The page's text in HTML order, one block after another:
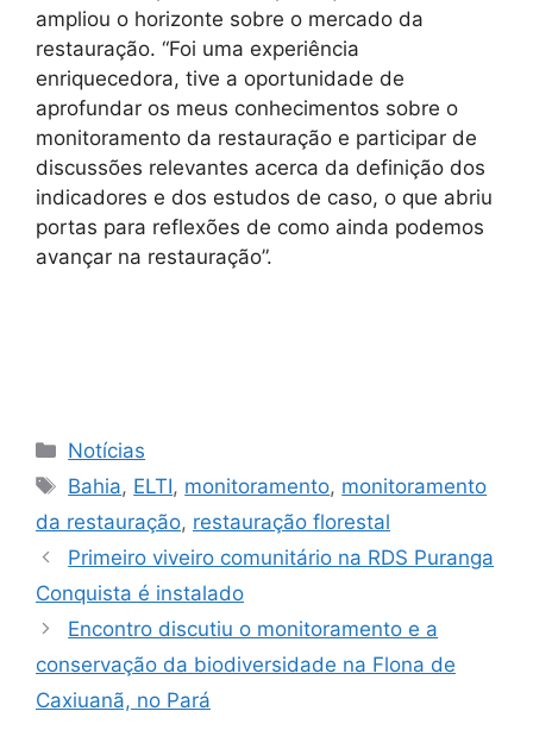
ampliou o horizonte sobre o mercado da
restauração. “Foi uma experiência
enriquecedora, tive a oportunidade de
aprofundar os meus conhecimentos sobre o
monitoramento da restauração e participar de
discussões relevantes acerca da definição dos
indicadores e dos estudos de caso, o que abriu
portas para reflexões de como ainda podemos
avançar na restauração”.
Notícias
Bahia, ELTI, monitoramento, monitoramento
da restauração, restauração florestal
Primeiro viveiro comunitário na RDS Puranga
Conquista é instalado
Encontro discutiu o monitoramento e a
conservação da biodiversidade na Flona de
Caxiuanã, no Pará